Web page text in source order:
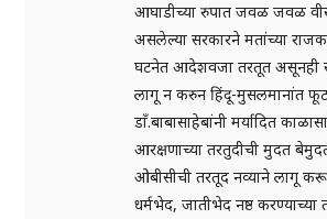
आघाडीच्या रुपात जवळ जवळ
असलेल्या सरकारने मतांच्या
घटनेत आदेशवजा तरतूत असूनही
लागू न करुन हिंदू-मुसलमानांत फूट
डाँ.बाबासाहेबांनी मर्यादित
आरक्षणाच्या तरतुदीची मुदत
ओबीसीची तरतूद नव्याने लागू
धर्मभेद, जातीभेद नष्ठ करण्याच्या